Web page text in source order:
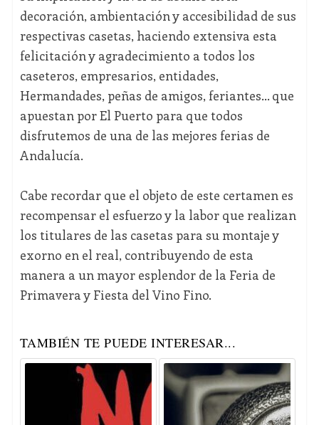
decoración, ambientación y accesibilidad de sus
respectivas casetas, haciendo extensiva esta
felicitación y agradecimiento a todos los
caseteros, empresarios, entidades,
Hermandades, peñas de amigos, feriantes… que
apuestan por El Puerto para que todos
disfrutemos de una de las mejores ferias de
Andalucía.
Cabe recordar que el objeto de este certamen es
recompensar el esfuerzo y la labor que realizan
los titulares de las casetas para su montaje y
exorno en el real, contribuyendo de esta
manera a un mayor esplendor de la Feria de
Primavera y Fiesta del Vino Fino.
TAMBIÉN TE PUEDE INTERESAR...